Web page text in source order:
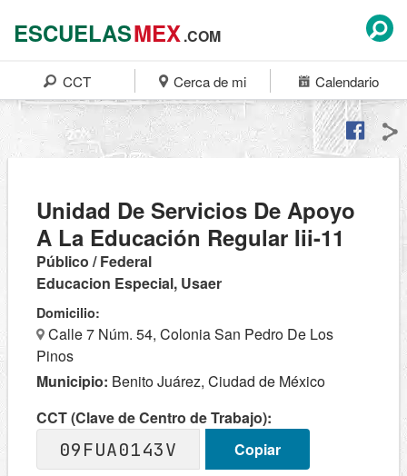
ESCUELASMEX.COM
CCT Cerca de mi Calendario
Unidad De Servicios De Apoyo
A La Educación Regular Iii-11
Público / Federal
Educacion Especial, Usaer
Domicilio:
Calle 7 Núm. 54, Colonia San Pedro De Los
Pinos
Municipio: Benito Juárez, Ciudad de México
CCT (Clave de Centro de Trabajo):
09FUA0143V
Copiar